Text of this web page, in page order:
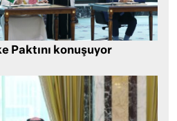
Paktını konuşuyor